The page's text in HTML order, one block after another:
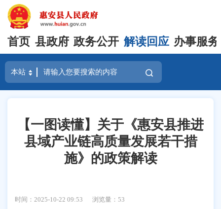
首页 县政府 政务公开 解读回应 办事服务
【一图读懂】关于《惠安县推进
县域产业链高质量发展若干措
施》的政策解读
时间：2025-10-22 09:53 浏览量：53